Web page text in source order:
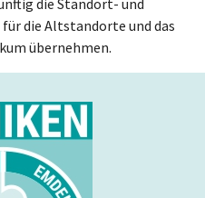
die Standort- und
die Altstandorte und das
übernehmen.